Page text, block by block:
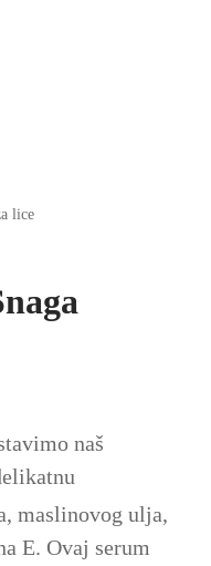
lice
naš
maslinovog ulja,
E. Ovaj serum